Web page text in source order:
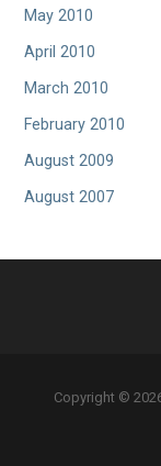
May 2010
April 2010
March 2010
February 2010
August 2009
August 2007
Copyright ©